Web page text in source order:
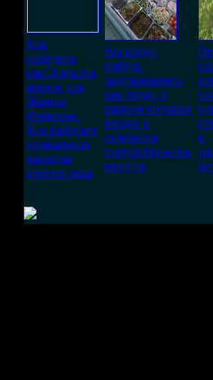
Как
победить
рак;Эликсир
жизни для
Жанны
Фрискею.
Как работает
уникальная
вакцина
против рака
Вы когда-
нибудь
задумывались,
как люди, в
рацион которых
входят в
основном
полуфабрикаты,
могут в
в